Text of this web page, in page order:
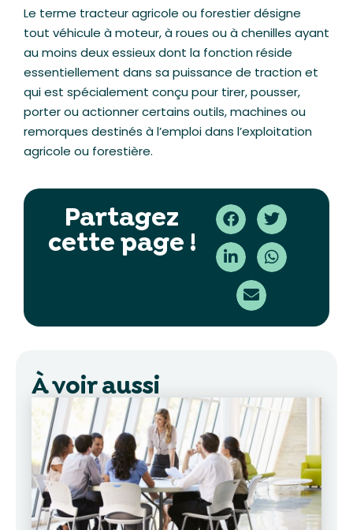
Le terme tracteur agricole ou forestier désigne
tout véhicule à moteur, à roues ou à chenilles ayant
au moins deux essieux dont la fonction réside
essentiellement dans sa puissance de traction et
qui est spécialement conçu pour tirer, pousser,
porter ou actionner certains outils, machines ou
remorques destinés à l’emploi dans l’exploitation
agricole ou forestière.
Partagez
cette page !
À voir aussi